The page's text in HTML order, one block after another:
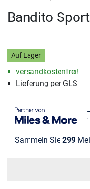
Bandito
Auf Lager
versandkostenfrei!
Lieferung per GLS
Sammeln Sie 299